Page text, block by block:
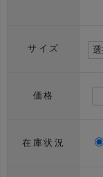
サイズ
価格
在庫状況